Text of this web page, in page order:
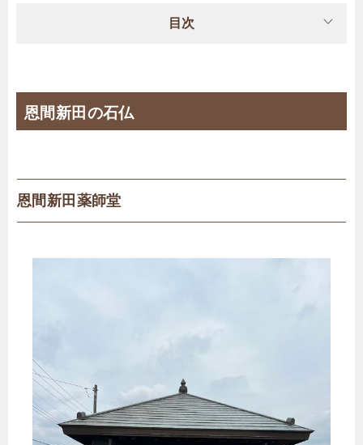
目次
恩間新田の石仏
恩間新田薬師堂